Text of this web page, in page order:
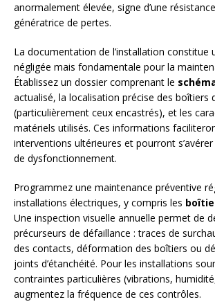
anormalement élevée, signe d’une
génératrice de pertes.
La documentation de l’installation constitue
négligée mais fondamentale pour la
Établissez un dossier comprenant le
actualisé, la localisation précise des boîtiers
(particulièrement ceux encastrés), et les
matériels utilisés. Ces informations
interventions ultérieures et pourront
de dysfonctionnement.
Programmez une maintenance préventive
installations électriques, y compris les
Une inspection visuelle annuelle permet de
précurseurs de défaillance : traces de
des contacts, déformation des boîtiers ou
joints d’étanchéité. Pour les installations
contraintes particulières (vibrations,
augmentez la fréquence de ces contrôles.